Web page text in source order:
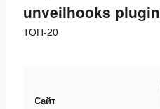
unveilhooks plugin
ТОП-20
Сайт